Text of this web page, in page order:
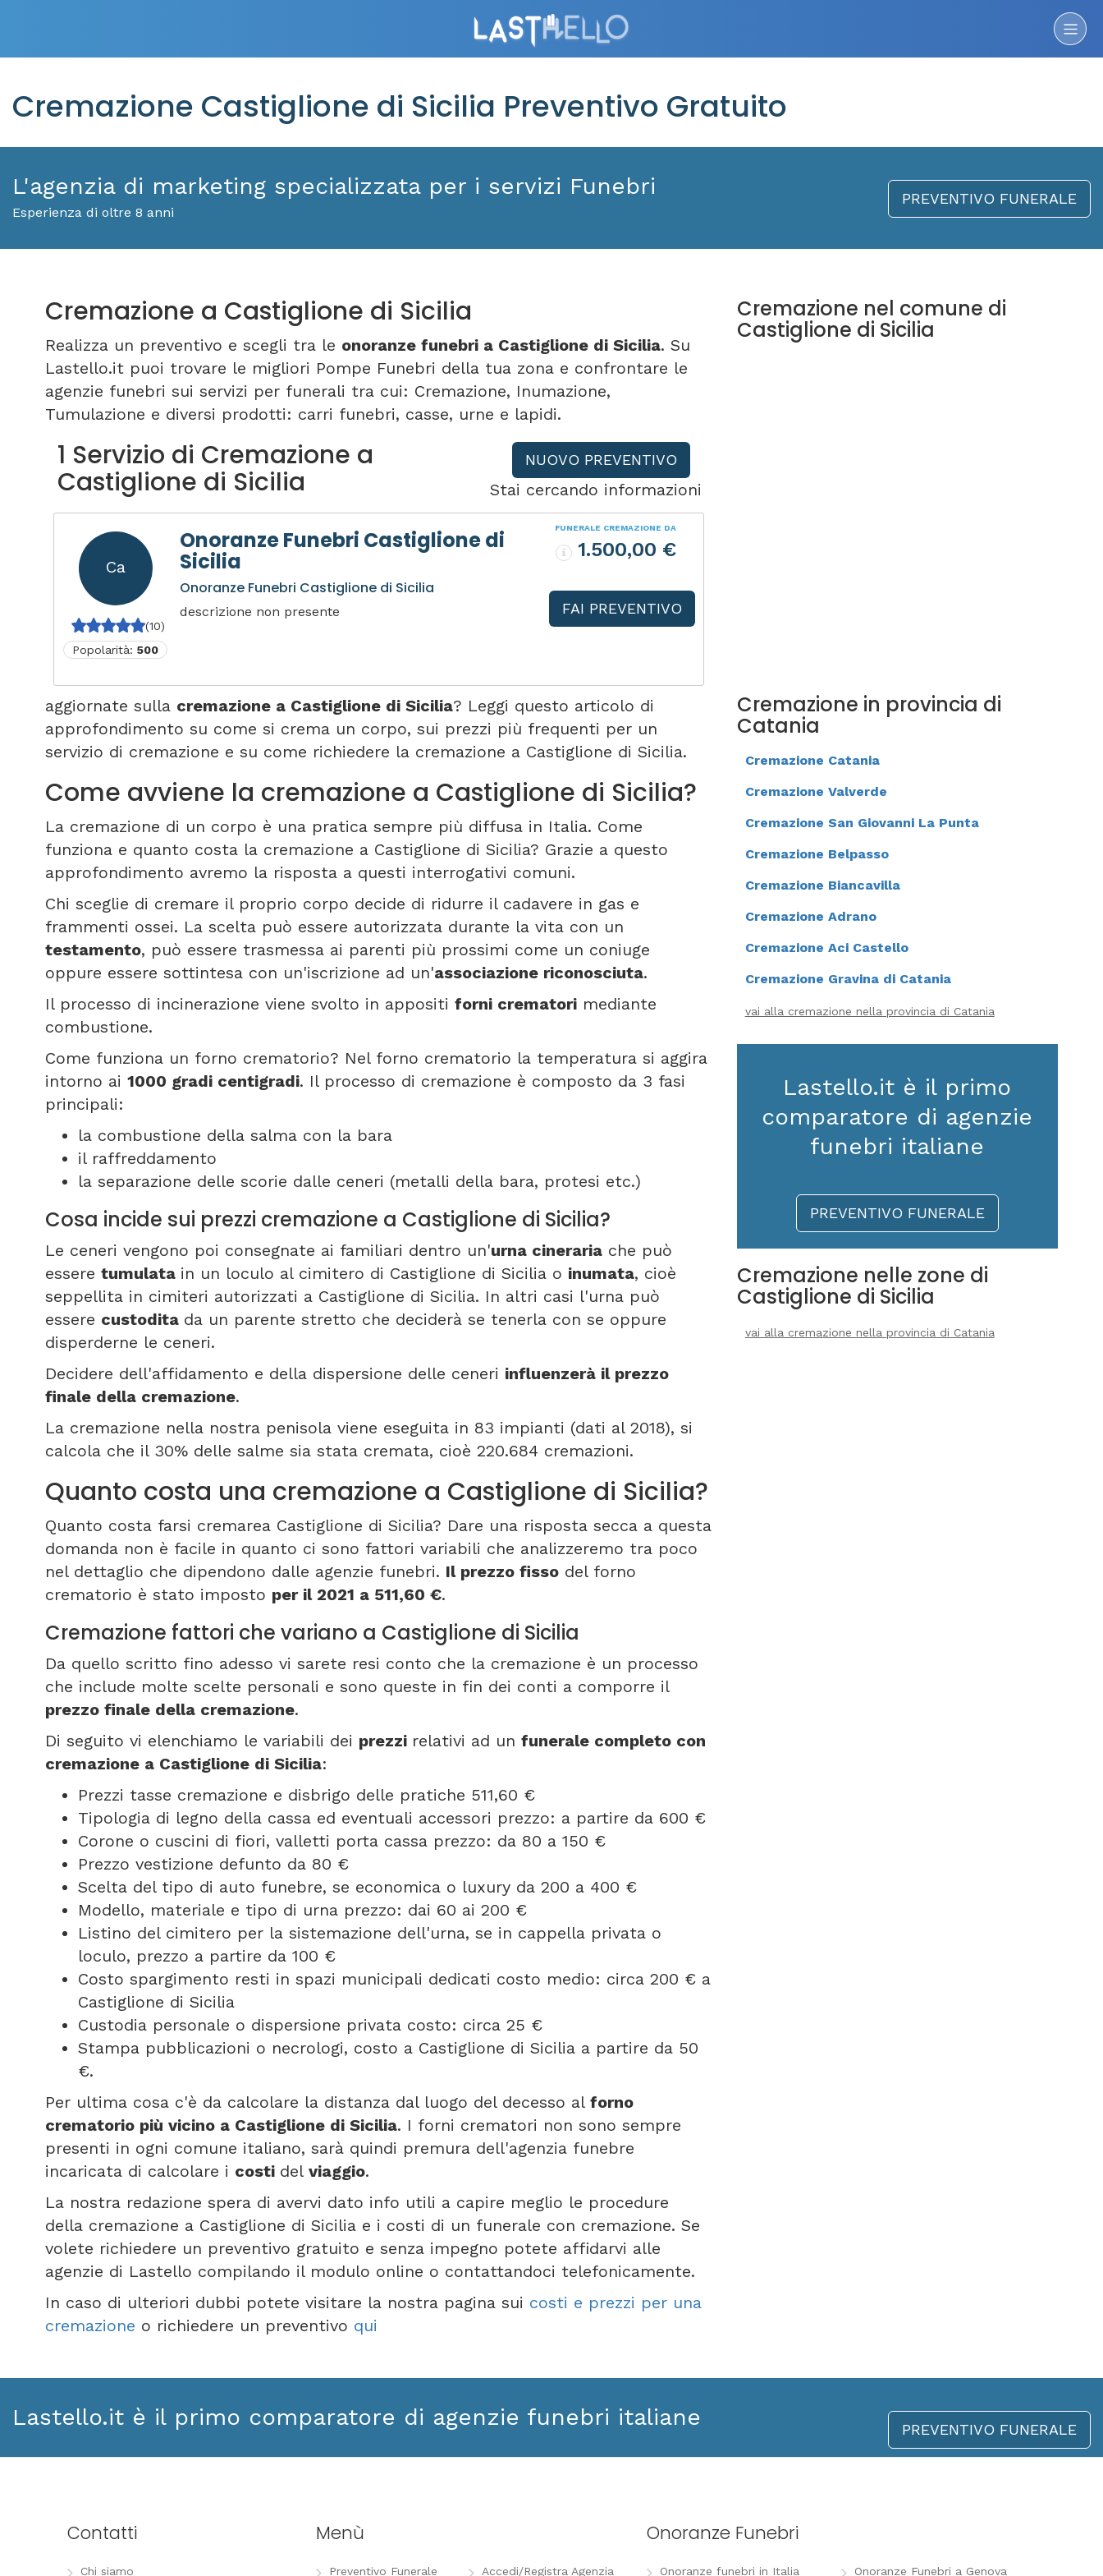
Cremazione Castiglione di Sicilia Preventivo Gratuito
L'agenzia di marketing specializzata per i servizi Funebri
Esperienza di oltre 8 anni
PREVENTIVO FUNERALE
Cremazione a Castiglione di Sicilia
Realizza un preventivo e scegli tra le onoranze funebri a Castiglione di Sicilia. Su
Lastello.it puoi trovare le migliori Pompe Funebri della tua zona e confrontare le
agenzie funebri sui servizi per funerali tra cui: Cremazione, Inumazione,
Tumulazione e diversi prodotti: carri funebri, casse, urne e lapidi.
1 Servizio di Cremazione a
Castiglione di Sicilia
NUOVO PREVENTIVO
Ca
(10)
Popolarità: 500
Onoranze Funebri Castiglione di
Sicilia
Onoranze Funebri Castiglione di Sicilia
descrizione non presente
FUNERALE CREMAZIONE DA
1.500,00 €
FAI PREVENTIVO
Stai cercando informazioni
aggiornate sulla cremazione a Castiglione di Sicilia? Leggi questo articolo di
approfondimento su come si crema un corpo, sui prezzi più frequenti per un
servizio di cremazione e su come richiedere la cremazione a Castiglione di Sicilia.
Come avviene la cremazione a Castiglione di Sicilia?
La cremazione di un corpo è una pratica sempre più diffusa in Italia. Come
funziona e quanto costa la cremazione a Castiglione di Sicilia? Grazie a questo
approfondimento avremo la risposta a questi interrogativi comuni.
Chi sceglie di cremare il proprio corpo decide di ridurre il cadavere in gas e
frammenti ossei. La scelta può essere autorizzata durante la vita con un
testamento, può essere trasmessa ai parenti più prossimi come un coniuge
oppure essere sottintesa con un'iscrizione ad un'associazione riconosciuta.
Il processo di incinerazione viene svolto in appositi forni crematori mediante
combustione.
Come funziona un forno crematorio? Nel forno crematorio la temperatura si aggira
intorno ai 1000 gradi centigradi. Il processo di cremazione è composto da 3 fasi
principali:
la combustione della salma con la bara
il raffreddamento
la separazione delle scorie dalle ceneri (metalli della bara, protesi etc.)
Cosa incide sui prezzi cremazione a Castiglione di Sicilia?
Le ceneri vengono poi consegnate ai familiari dentro un'urna cineraria che può
essere tumulata in un loculo al cimitero di Castiglione di Sicilia o inumata, cioè
seppellita in cimiteri autorizzati a Castiglione di Sicilia. In altri casi l'urna può
essere custodita da un parente stretto che deciderà se tenerla con se oppure
disperderne le ceneri.
Decidere dell'affidamento e della dispersione delle ceneri influenzerà il prezzo
finale della cremazione.
La cremazione nella nostra penisola viene eseguita in 83 impianti (dati al 2018), si
calcola che il 30% delle salme sia stata cremata, cioè 220.684 cremazioni.
Quanto costa una cremazione a Castiglione di Sicilia?
Quanto costa farsi cremarea Castiglione di Sicilia? Dare una risposta secca a questa
domanda non è facile in quanto ci sono fattori variabili che analizzeremo tra poco
nel dettaglio che dipendono dalle agenzie funebri. Il prezzo fisso del forno
crematorio è stato imposto per il 2021 a 511,60 €.
Cremazione fattori che variano a Castiglione di Sicilia
Da quello scritto fino adesso vi sarete resi conto che la cremazione è un processo
che include molte scelte personali e sono queste in fin dei conti a comporre il
prezzo finale della cremazione.
Di seguito vi elenchiamo le variabili dei prezzi relativi ad un funerale completo con
cremazione a Castiglione di Sicilia:
Prezzi tasse cremazione e disbrigo delle pratiche 511,60 €
Tipologia di legno della cassa ed eventuali accessori prezzo: a partire da 600 €
Corone o cuscini di fiori, valletti porta cassa prezzo: da 80 a 150 €
Prezzo vestizione defunto da 80 €
Scelta del tipo di auto funebre, se economica o luxury da 200 a 400 €
Modello, materiale e tipo di urna prezzo: dai 60 ai 200 €
Listino del cimitero per la sistemazione dell'urna, se in cappella privata o
loculo, prezzo a partire da 100 €
Costo spargimento resti in spazi municipali dedicati costo medio: circa 200 € a
Castiglione di Sicilia
Custodia personale o dispersione privata costo: circa 25 €
Stampa pubblicazioni o necrologi, costo a Castiglione di Sicilia a partire da 50
€.
Per ultima cosa c'è da calcolare la distanza dal luogo del decesso al forno
crematorio più vicino a Castiglione di Sicilia. I forni crematori non sono sempre
presenti in ogni comune italiano, sarà quindi premura dell'agenzia funebre
incaricata di calcolare i costi del viaggio.
La nostra redazione spera di avervi dato info utili a capire meglio le procedure
della cremazione a Castiglione di Sicilia e i costi di un funerale con cremazione. Se
volete richiedere un preventivo gratuito e senza impegno potete affidarvi alle
agenzie di Lastello compilando il modulo online o contattandoci telefonicamente.
In caso di ulteriori dubbi potete visitare la nostra pagina sui costi e prezzi per una
cremazione o richiedere un preventivo qui
Cremazione nel comune di
Castiglione di Sicilia
Cremazione in provincia di
Catania
Cremazione Catania
Cremazione Valverde
Cremazione San Giovanni La Punta
Cremazione Belpasso
Cremazione Biancavilla
Cremazione Adrano
Cremazione Aci Castello
Cremazione Gravina di Catania
vai alla cremazione nella provincia di Catania
Lastello.it è il primo
comparatore di agenzie
funebri italiane
PREVENTIVO FUNERALE
Cremazione nelle zone di
Castiglione di Sicilia
vai alla cremazione nella provincia di Catania
Lastello.it è il primo comparatore di agenzie funebri italiane PREVENTIVO FUNERALE
Contatti
Chi siamo
Menù
Preventivo Funerale Accedi/Registra Agenzia
Onoranze Funebri
Onoranze funebri in Italia Onoranze Funebri a Genova